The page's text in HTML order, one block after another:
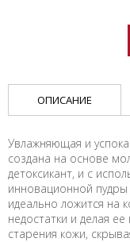
ОПИСАНИЕ
Увлажняющая и
создана на основе
детоксикант, и с
инновационной
идеально ложится на
недостатки и делая
старения кожи,